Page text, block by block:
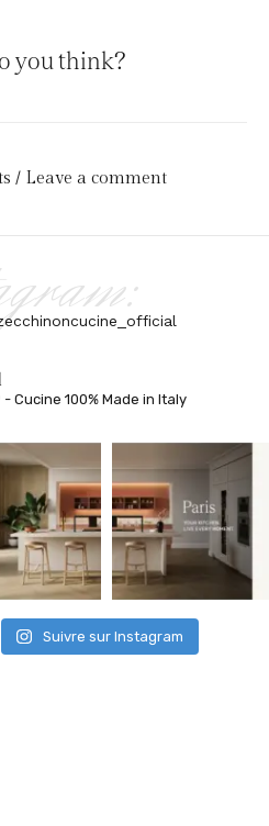
you think?
/ Leave a comment
- Cucine 100% Made in Italy
Suivre sur Instagram